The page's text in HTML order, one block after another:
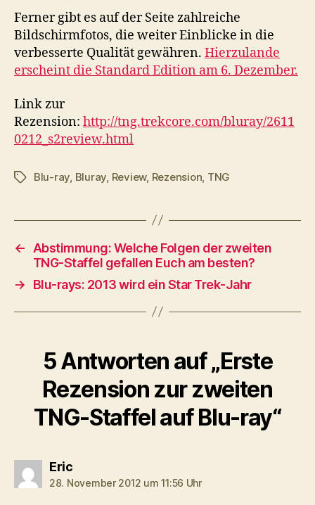
Ferner gibt es auf der Seite zahlreiche
Bildschirmfotos, die weiter Einblicke in die
verbesserte Qualität gewähren. Hierzulande
erscheint die Standard Edition am 6. Dezember.
Link zur
Rezension: http://tng.trekcore.com/bluray/2611
0212_s2review.html
Schlagwörter
Blu-ray Bluray Review, Rezension TNG
←
Abstimmung: Welche Folgen der zweiten
TNG-Staffel gefallen Euch am besten?
→
Blu-rays: 2013 wird ein Star Trek-Jahr
5 Antworten auf „Erste
Rezension zur zweiten
TNG-Staffel auf Blu-ray“
Ericsagt:
28. November 2012 um 11:56 Uhr